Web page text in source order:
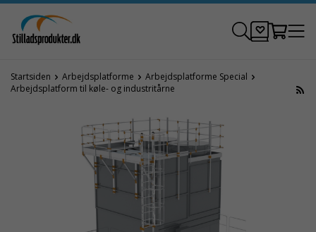
Startsiden Arbejdsplatforme
Arbejdsplatforme Special
Arbejdsplatform til køle- og industritårne